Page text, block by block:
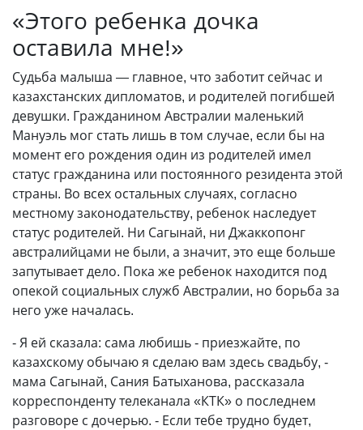
«Этого ребенка дочка
оставила мне!»
Судьба малыша — главное, что заботит сейчас и
казахстанских дипломатов, и родителей погибшей
девушки. Гражданином Австралии маленький
Мануэль мог стать лишь в том случае, если бы на
момент его рождения один из родителей имел
статус гражданина или постоянного резидента этой
страны. Во всех остальных случаях, согласно
местному законодательству, ребенок наследует
статус родителей. Ни Сагынай, ни Джаккопонг
австралийцами не были, а значит, это еще больше
запутывает дело. Пока же ребенок находится под
опекой социальных служб Австралии, но борьба за
него уже началась.
- Я ей сказала: сама любишь - приезжайте, по
казахскому обычаю я сделаю вам здесь свадьбу, -
мама Сагынай, Сания Батыханова, рассказала
корреспонденту телеканала «КТК» о последнем
разговоре с дочерью. - Если тебе трудно будет,